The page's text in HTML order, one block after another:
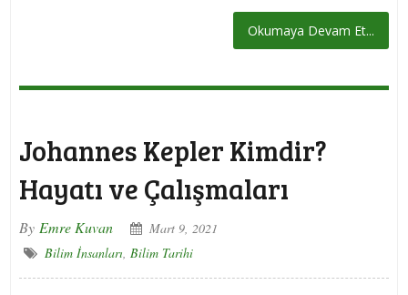
Okumaya Devam Et...
Johannes Kepler Kimdir?
Hayatı ve Çalışmaları
By Emre Kuvan
Mart 9, 2021
Bilim İnsanları, Bilim Tarihi